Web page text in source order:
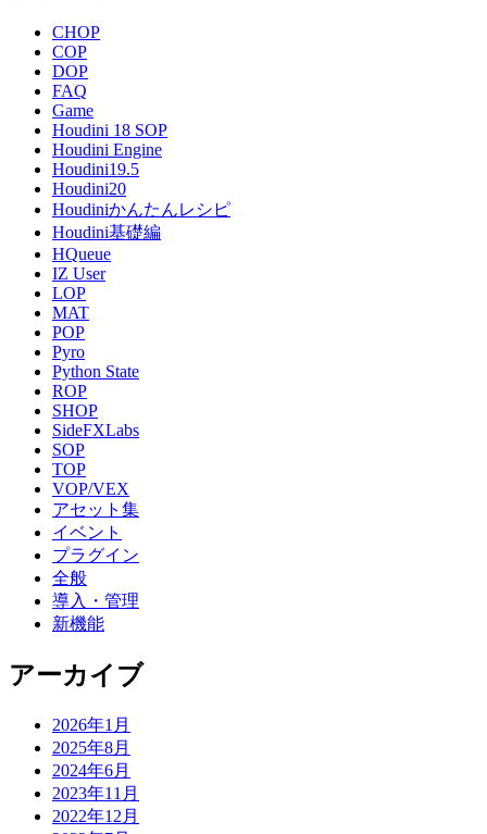
CHOP
COP
DOP
FAQ
Game
Houdini 18 SOP
Houdini Engine
Houdini19.5
Houdini20
Houdiniかんたんレシピ
Houdini基礎編
HQueue
IZ User
LOP
MAT
POP
Pyro
Python State
ROP
SHOP
SideFXLabs
SOP
TOP
VOP/VEX
アセット集
イベント
プラグイン
全般
導入・管理
新機能
アーカイブ
2026年1月
2025年8月
2024年6月
2023年11月
2022年12月